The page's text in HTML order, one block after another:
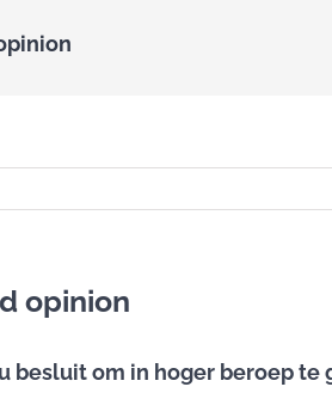
opinion
besluit om in hoger beroep te